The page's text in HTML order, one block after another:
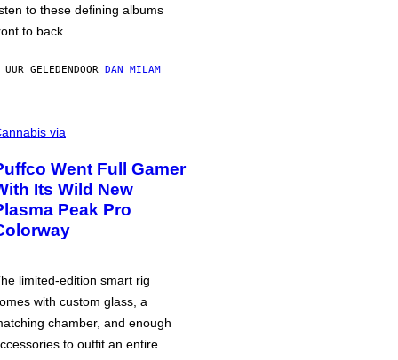
to these defining albums
to back.
GELEDENDOOR DAN MILAM
via
Went Full Gamer
Its Wild New
Peak Pro
limited-edition smart rig
with custom glass, a
chamber, and enough
to outfit an entire